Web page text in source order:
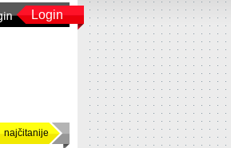
Login
najčitanije